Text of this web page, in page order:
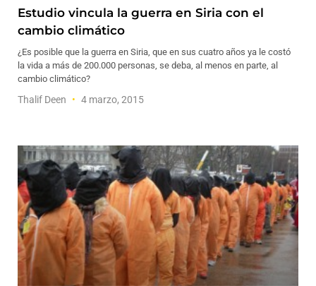
Estudio vincula la guerra en Siria con el
cambio climático
¿Es posible que la guerra en Siria, que en sus cuatro años ya le costó
la vida a más de 200.000 personas, se deba, al menos en parte, al
cambio climático?
Thalif Deen 4 marzo, 2015